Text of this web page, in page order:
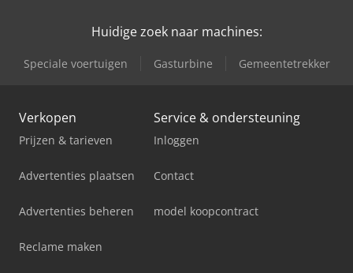
Huidige zoek naar machines:
Speciale voertuigen Gasturbine Gemeentetrekker
Verkopen
Prijzen & tarieven
Advertenties plaatsen
Advertenties beheren
Reclame maken
Service & ondersteuning
Inloggen
Contact
model koopcontract